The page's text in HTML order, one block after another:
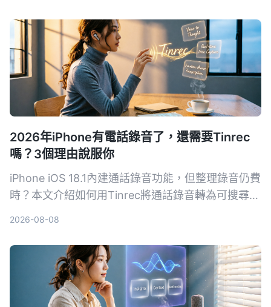
2026年iPhone有電話錄音了，還需要Tinrec
嗎？3個理由說服你
iPhone iOS 18.1內建通話錄音功能，但整理錄音仍費
時？本文介紹如何用Tinrec將通話錄音轉為可搜尋的
2026-08-08